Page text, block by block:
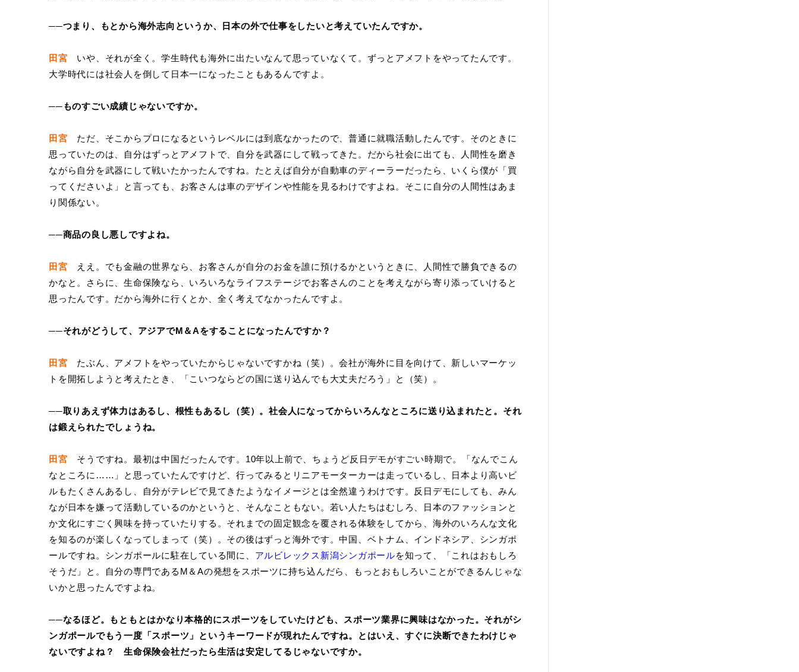
──つまり、もとから海外志向というか、日本の外で仕事をしたいと考えていたんですか。
田宮 いや、それが全く。学生時代も海外に出たいなんて思っていなくて。ずっとアメフトをやってたんです。
大学時代には社会人を倒して日本一になったこともあるんですよ。
──ものすごい成績じゃないですか。
田宮 ただ、そこからプロになるというレベルには到底なかったので、普通に就職活動したんです。そのときに
思っていたのは、自分はずっとアメフトで、自分を武器にして戦ってきた。だから社会に出ても、人間性を磨き
ながら自分を武器にして戦いたかったんですね。たとえば自分が自動車のディーラーだったら、いくら僕が「買
ってくださいよ」と言っても、お客さんは車のデザインや性能を見るわけですよね。そこに自分の人間性はあま
り関係ない。
──商品の良し悪しですよね。
田宮 ええ。でも金融の世界なら、お客さんが自分のお金を誰に預けるかというときに、人間性で勝負できるの
かなと。さらに、生命保険なら、いろいろなライフステージでお客さんのことを考えながら寄り添っていけると
思ったんです。だから海外に行くとか、全く考えてなかったんですよ。
──それがどうして、アジアでM＆Aをすることになったんですか？
田宮 たぶん、アメフトをやっていたからじゃないですかね（笑）。会社が海外に目を向けて、新しいマーケッ
トを開拓しようと考えたとき、「こいつならどの国に送り込んでも大丈夫だろう」と（笑）。
──取りあえず体力はあるし、根性もあるし（笑）。社会人になってからいろんなところに送り込まれたと。それ
は鍛えられたでしょうね。
田宮 そうですね。最初は中国だったんです。10年以上前で、ちょうど反日デモがすごい時期で。「なんでこん
なところに……」と思っていたんですけど、行ってみるとリニアモーターカーは走っているし、日本より高いビ
ルもたくさんあるし、自分がテレビで見てきたようなイメージとは全然違うわけです。反日デモにしても、みん
なが日本を嫌って活動しているのかというと、そんなこともない。若い人たちはむしろ、日本のファッションと
か文化にすごく興味を持っていたりする。それまでの固定観念を覆される体験をしてから、海外のいろんな文化
を知るのが楽しくなってしまって（笑）。その後はずっと海外です。中国、ベトナム、インドネシア、シンガポ
ールですね。シンガポールに駐在している間に、 アルビレックス新潟シンガポールを知って、「これはおもしろ
そうだ」と。自分の専門であるM＆Aの発想をスポーツに持ち込んだら、もっとおもしろいことができるんじゃな
いかと思ったんですよね。
──なるほど。もともとはかなり本格的にスポーツをしていたけども、スポーツ業界に興味はなかった。それがシ
ンガポールでもう一度「スポーツ」というキーワードが現れたんですね。とはいえ、すぐに決断できたわけじゃ
ないですよね？ 生命保険会社だったら生活は安定してるじゃないですか。